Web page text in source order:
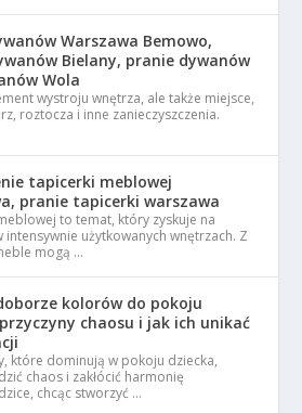
Warszawa Bemowo,
Bielany, pranie dywanów
Wola
wystroju wnętrza, ale także miejsce,
roztocza i inne zanieczyszczenia.
tapicerki meblowej
pranie tapicerki warszawa
to temat, który zyskuje na
intensywnie użytkowanych wnętrzach. Z
mogą …
kolorów do pokoju
chaosu i jak ich unikać
które dominują w pokoju dziecka,
chaos i zakłócić harmonię
chcąc stworzyć …